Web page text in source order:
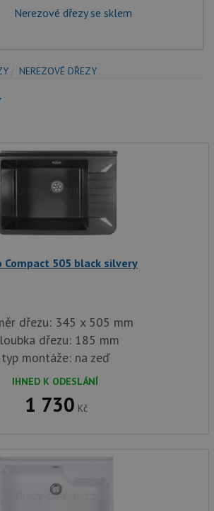
Nerezové dřezy se sklem
NEREZOVÉ DŘEZY
Compact 505 black silvery
dřezu: 345 x 505 mm
dřezu: 185 mm
typ montáže: na zeď
IHNED K ODESLÁNÍ
1 730 Kč